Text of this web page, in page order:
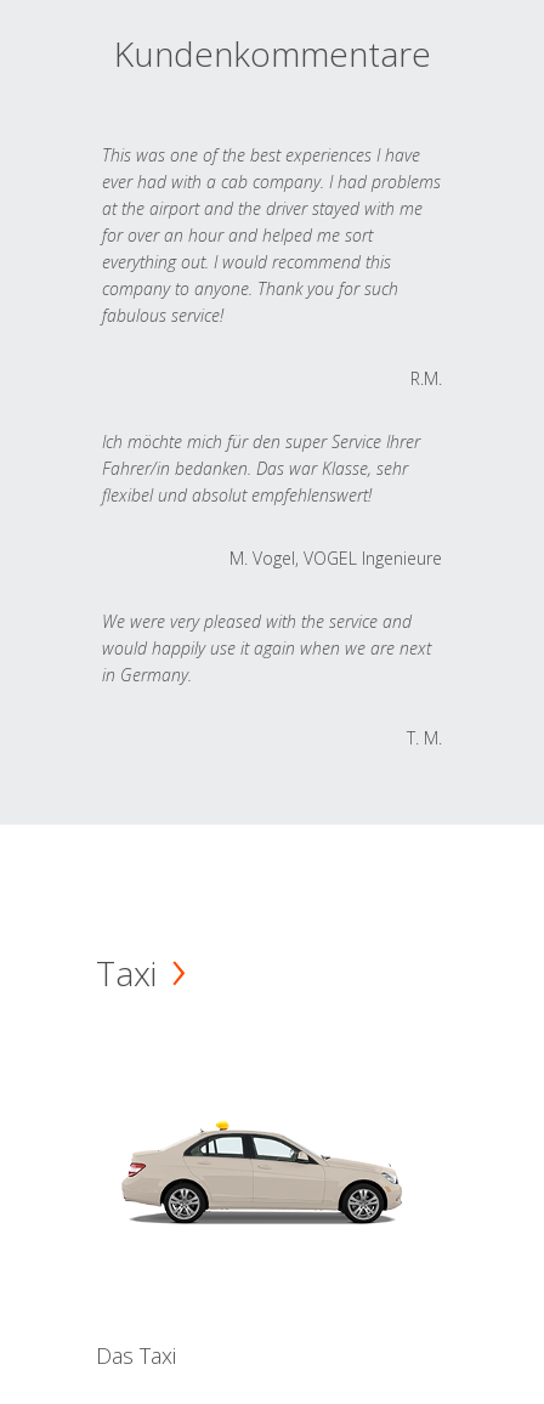
Kundenkommentare
This was one of the best experiences I have
ever had with a cab company. I had problems
at the airport and the driver stayed with me
for over an hour and helped me sort
everything out. I would recommend this
company to anyone. Thank you for such
fabulous service!
R.M.
Ich möchte mich für den super Service Ihrer
Fahrer/in bedanken. Das war Klasse, sehr
flexibel und absolut empfehlenswert!
M. Vogel, VOGEL Ingenieure
We were very pleased with the service and
would happily use it again when we are next
in Germany.
T. M.
Taxi
Das Taxi